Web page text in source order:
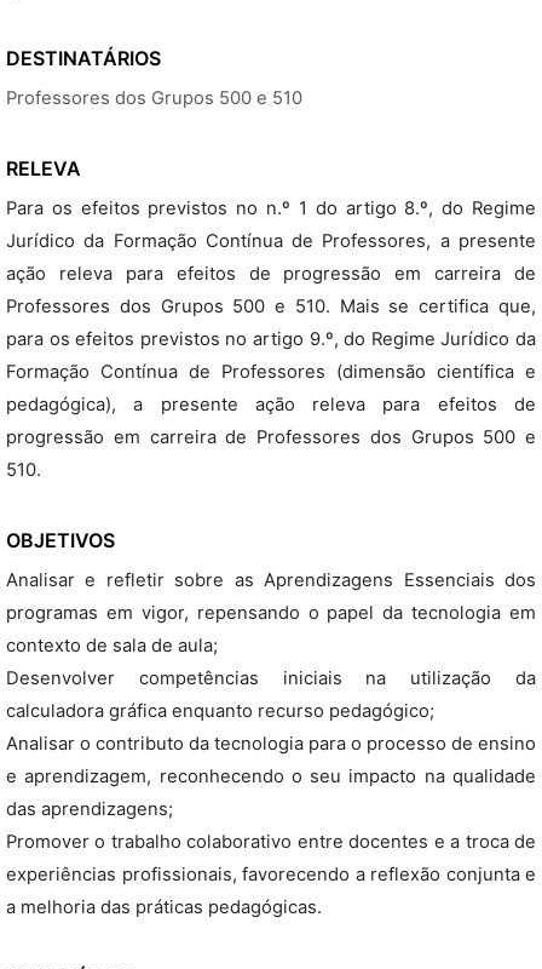
DESTINATÁRIOS
Professores dos Grupos 500 e 510
RELEVA
Para os efeitos previstos no n.º 1 do artigo 8.º, do Regime
Jurídico da Formação Contínua de Professores, a presente
ação releva para efeitos de progressão em carreira de
Professores dos Grupos 500 e 510. Mais se certifica que,
para os efeitos previstos no artigo 9.º, do Regime Jurídico da
Formação Contínua de Professores (dimensão científica e
pedagógica), a presente ação releva para efeitos de
progressão em carreira de Professores dos Grupos 500 e
510.
OBJETIVOS
Analisar e refletir sobre as Aprendizagens Essenciais dos
programas em vigor, repensando o papel da tecnologia em
contexto de sala de aula;
Desenvolver competências iniciais na utilização da
calculadora gráfica enquanto recurso pedagógico;
Analisar o contributo da tecnologia para o processo de ensino
e aprendizagem, reconhecendo o seu impacto na qualidade
das aprendizagens;
Promover o trabalho colaborativo entre docentes e a troca de
experiências profissionais, favorecendo a reflexão conjunta e
a melhoria das práticas pedagógicas.